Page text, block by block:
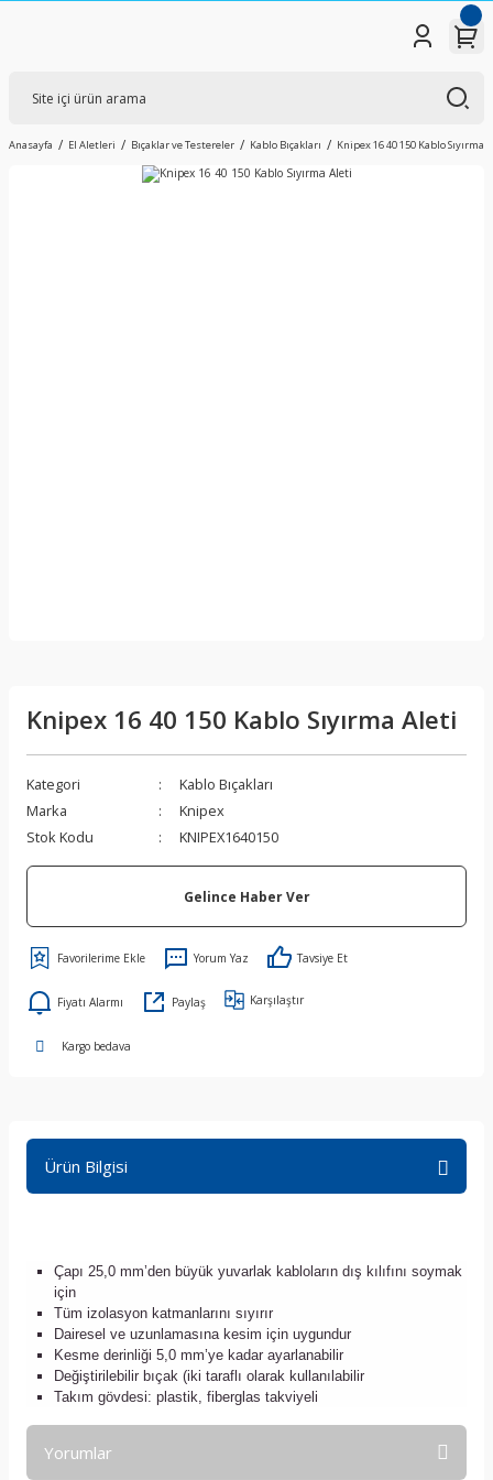
Anasayfa El Aletleri Bıçaklar ve Testereler Kablo Bıçakları Knipex 16 40 150 Kablo Sıyırma
Knipex 16 40 150 Kablo Sıyırma Aleti
Kategori
Kablo Bıçakları
Marka
Knipex
Stok Kodu
KNIPEX1640150
Gelince Haber Ver
Yorum Yaz Tavsiye Et
Fiyatı Alarmı Paylaş Karşılaştır
Kargo bedava
Ürün Bilgisi
Çapı 25,0 mm’den büyük yuvarlak kabloların dış kılıfını soymak
için
Tüm izolasyon katmanlarını sıyırır
Dairesel ve uzunlamasına kesim için uygundur
Kesme derinliği 5,0 mm’ye kadar ayarlanabilir
Değiştirilebilir bıçak (iki taraflı olarak kullanılabilir
Takım gövdesi: plastik, fiberglas takviyeli
Yorumlar